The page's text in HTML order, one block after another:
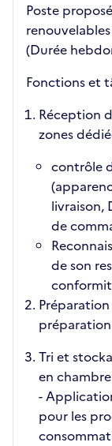
Poste
renouvelables
(Durée
Fonctions et
Réception
zones
contrôle
livraison,
de
de son
Tri et
en
-
pour les